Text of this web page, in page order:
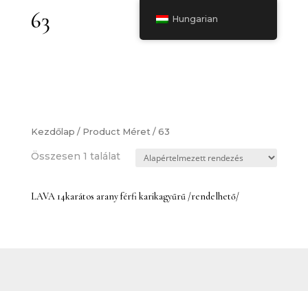
Kezdőlap / Product Méret / 63
63
Összesen 1 találat
LAVA 14karátos arany férfi karikagyűrű /rendelhető/
Hungarian